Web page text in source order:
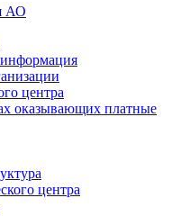
АО
центра
оказывающих платные
центра